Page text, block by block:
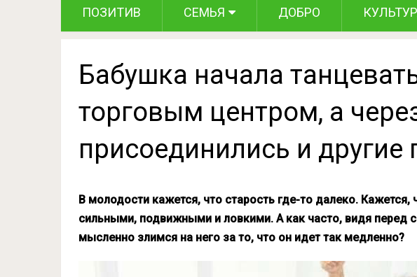
ПОЗИТИВ СЕМЬЯ ДОБРО
Бабушка начала
торговым центром, а
присоединились и другие
В молодости кажется, что старость где-то далеко.
сильными, подвижными и ловкими. А как часто, видя перед
мысленно злимся на него за то, что он идет так медленно?